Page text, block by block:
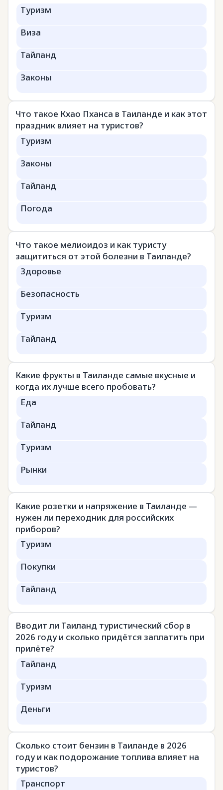
Туризм
Виза
Тайланд
Законы
Что такое Кхао Пханса в Таиланде и как этот
праздник влияет на туристов?
Туризм
Законы
Тайланд
Погода
Что такое мелиоидоз и как туристу
защититься от этой болезни в Таиланде?
Здоровье
Безопасность
Туризм
Тайланд
Какие фрукты в Таиланде самые вкусные и
когда их лучше всего пробовать?
Еда
Тайланд
Туризм
Рынки
Какие розетки и напряжение в Таиланде —
нужен ли переходник для российских
приборов?
Туризм
Покупки
Тайланд
Вводит ли Таиланд туристический сбор в
2026 году и сколько придётся заплатить при
прилёте?
Тайланд
Туризм
Деньги
Сколько стоит бензин в Таиланде в 2026
году и как подорожание топлива влияет на
туристов?
Транспорт